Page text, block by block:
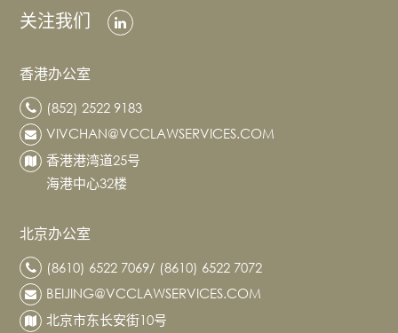
关注我们
香港办公室
(852) 2522 9183
VIVCHAN@VCCLAWSERVICES.COM
香港港湾道25号
海港中心32楼
北京办公室
(8610) 6522 7069/ (8610) 6522 7072
BEIJING@VCCLAWSERVICES.COM
北京市东长安街10号
规
产
权
白
领
护
和
调